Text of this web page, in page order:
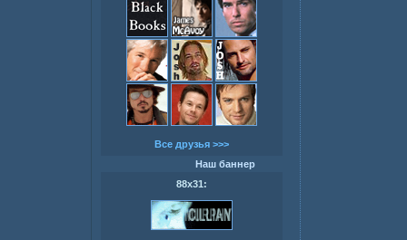
Все друзья >>>
Наш баннер
88х31: